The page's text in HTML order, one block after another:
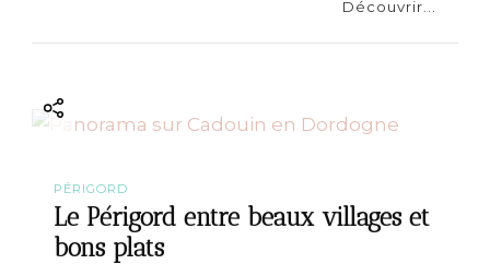
Découvrir...
PÉRIGORD
Le Périgord entre beaux villages et
bons plats